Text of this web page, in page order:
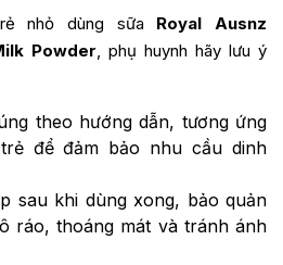
nhỏ dùng sữa Royal Ausnz
Powder , phụ huynh hãy lưu ý
theo hướng dẫn, tương ứng
để đảm bảo nhu cầu dinh
sau khi dùng xong, bảo quản
ráo, thoáng mát và tránh ánh